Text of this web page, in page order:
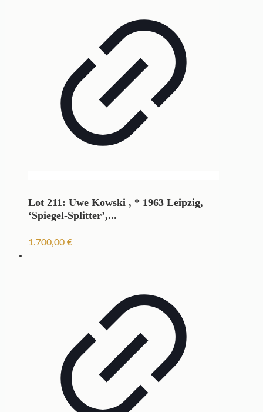
Lot 211: Uwe Kowski , * 1963 Leipzig,
‘Spiegel-Splitter’,...
1.700,00 €